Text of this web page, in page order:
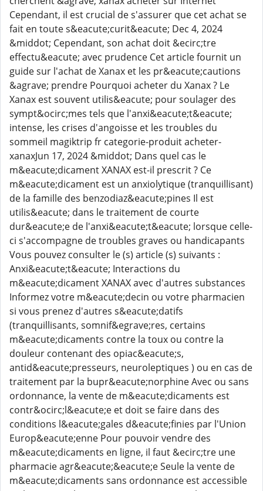
Cependant, il est crucial de s'assurer que cet achat se
fait en toute s&eacute;curit&eacute; Dec 4, 2024
&middot; Cependant, son achat doit &ecirc;tre
effectu&eacute; avec prudence Cet article fournit un
guide sur l'achat de Xanax et les pr&eacute;cautions
&agrave; prendre Pourquoi acheter du Xanax ? Le
Xanax est souvent utilis&eacute; pour soulager des
sympt&ocirc;mes tels que l'anxi&eacute;t&eacute;
intense, les crises d'angoisse et les troubles du
sommeil magiktrip fr categorie-produit acheter-
xanaxJun 17, 2024 &middot; Dans quel cas le
m&eacute;dicament XANAX est-il prescrit ? Ce
m&eacute;dicament est un anxiolytique (tranquillisant)
de la famille des benzodiaz&eacute;pines Il est
utilis&eacute; dans le traitement de courte
dur&eacute;e de l'anxi&eacute;t&eacute; lorsque celle-
ci s'accompagne de troubles graves ou handicapants
Vous pouvez consulter le (s) article (s) suivants :
Anxi&eacute;t&eacute; Interactions du
m&eacute;dicament XANAX avec d'autres substances
Informez votre m&eacute;decin ou votre pharmacien
si vous prenez d'autres s&eacute;datifs
(tranquillisants, somnif&egrave;res, certains
m&eacute;dicaments contre la toux ou contre la
douleur contenant des opiac&eacute;s,
antid&eacute;presseurs, neuroleptiques ) ou en cas de
traitement par la bupr&eacute;norphine Avec ou sans
ordonnance, la vente de m&eacute;dicaments est
contr&ocirc;l&eacute;e et doit se faire dans des
conditions l&eacute;gales d&eacute;finies par l'Union
Europ&eacute;enne Pour pouvoir vendre des
m&eacute;dicaments en ligne, il faut &ecirc;tre une
pharmacie agr&eacute;&eacute;e Seule la vente de
m&eacute;dicaments sans ordonnance est accessible